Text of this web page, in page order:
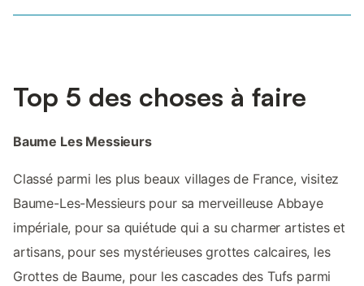
Top 5 des choses à faire
Baume Les Messieurs
Classé parmi les plus beaux villages de France, visitez
Baume-Les-Messieurs pour sa merveilleuse Abbaye
impériale, pour sa quiétude qui a su charmer artistes et
artisans, pour ses mystérieuses grottes calcaires, les
Grottes de Baume, pour les cascades des Tufs parmi